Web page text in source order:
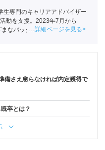
専門のキャリアアドバイザー
動を支援。2023年7月から
なバックグラウンドを持つ
詳細ページを見る
備さえ怠らなければ内定獲得で
卒とは？